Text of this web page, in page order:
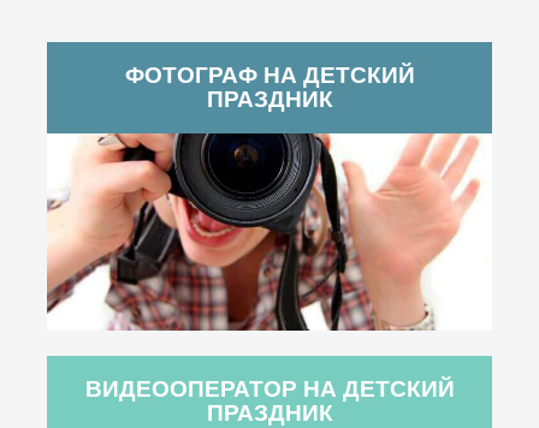
ФОТОГРАФ НА ДЕТСКИЙ
ПРАЗДНИК
ВИДЕООПЕРАТОР НА ДЕТСКИЙ
ПРАЗДНИК